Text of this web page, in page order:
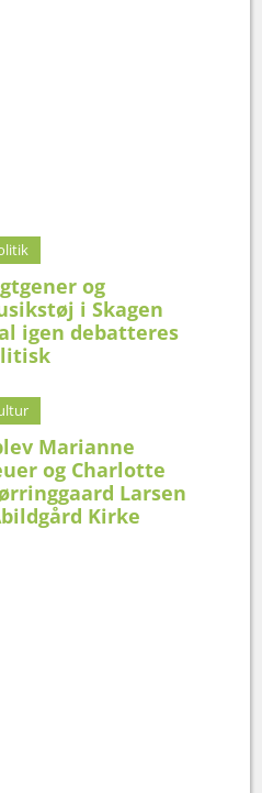
og
i Skagen
igen debatteres
Marianne
og Charlotte
Larsen
Kirke